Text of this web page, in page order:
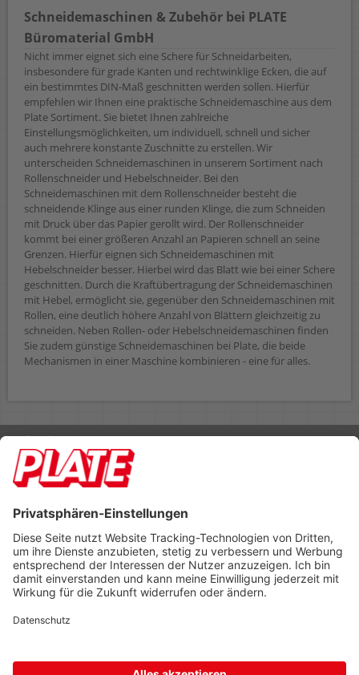
Schneidemaschinen & Zubehör bei PLATE
Büromaterial GmbH
Nicht immer eignet sich eine Schere für Schneidarbeiten,
insbesondere für grade Kanten und rechtwinklige Ecken, die auf
ein bestimmtes DIN-Maß geschnitten werden sollen. Hierfür
empfehlen wir Ihnen eine praktische Schneidemaschine aus dem
Plate Sortiment. Sie bietet Ihnen zahlreiche
Einstellungsmöglichkeiten, um individuell, schnell und sicher
auch mehrere konstante Zuschnitte zu erstellen. Wir
unterscheiden Schneidemaschinen in unserem Sortiment nach
Rollenschneider und Hebelschneider. Bei den
Schneidemaschinen mit dem Rollenschneider besteht die
schneidende Klinge aus einer runden Klinge, die zum Schneiden
mit Druck über das Papier gerollt wird. Der Rollenschneider
kommt bei einer größeren Anzahl an Papieren schnell an seine
Grenzen. Hierfür eignen sich Schneidemaschinen mit
Hebelschneider besser. Hierbei wird das Blatt wie bei einer Schere
geschnitten. Durch die Kraftübertragung der Schneidemaschinen
mit Hebel, ermöglicht sie, gegenüber den Schneidemaschinen mit
Rollen, eine deutlich höhere Anzahl von Blättern gleichzeitig zu
schneiden. Neben Rollen- oder Hebelschneidemaschinen finden
Sie zudem günstige Schneidemaschinen bei Plate, die beide
Mechanismen in einer Maschine kombinieren - eine für alles.
Rufen Sie uns an 04298 401-0
Lieferbedingungen Impressum
Footer anzeigen
PLATE Büromaterial Vertriebs GmbH
Hilligenwarf 5